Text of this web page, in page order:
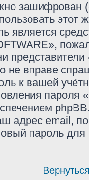
зашифрован
этот
является
не вправе
к вашей
пароля
адрес email,
пароль